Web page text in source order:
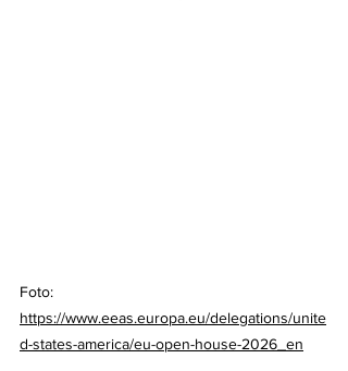
Foto:
https://www.eeas.europa.eu/delegations/unite
d-states-america/eu-open-house-2026_en